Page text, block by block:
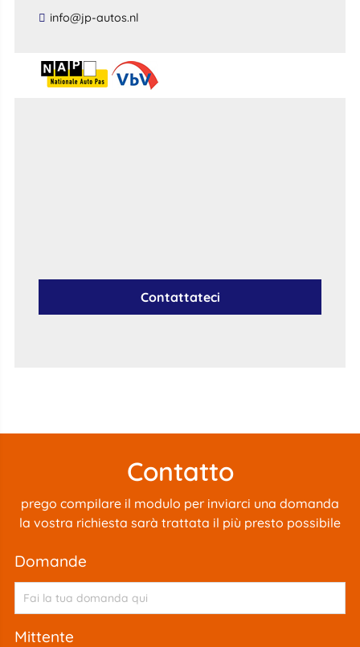
​info​@​jp​-​autos​.​nl​
Contattateci
Contatto
prego compilare il modulo per inviarci una domanda
la vostra richiesta sarà trattata il più presto possibile
domande
mittente